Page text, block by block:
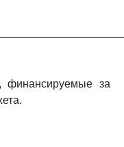
финансируемые за